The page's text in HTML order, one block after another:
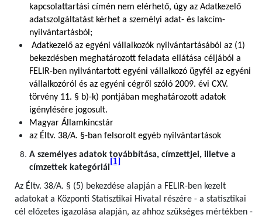
kapcsolattartási címén nem elérhető, úgy az Adatkezelő
adatszolgáltatást kérhet a személyi adat- és lakcím-
nyilvántartásból;
Adatkezelő az egyéni vállalkozók nyilvántartásából az (1)
bekezdésben meghatározott feladata ellátása céljából a
FELIR-ben nyilvántartott egyéni vállalkozó ügyfél az egyéni
vállalkozóról és az egyéni cégről szóló 2009. évi CXV.
törvény 11. § b)-k) pontjában meghatározott adatok
igénylésére jogosult.
Magyar Államkincstár
az Éltv. 38/A. §-ban felsorolt egyéb nyilvántartások
A személyes adatok továbbítása, címzettjei, illetve a
címzettek kategóriái
[1]
Az Éltv. 38/A. § (5) bekezdése alapján a FELIR-ben kezelt
adatokat a Központi Statisztikai Hivatal részére - a statisztikai
cél előzetes igazolása alapján, az ahhoz szükséges mértékben -